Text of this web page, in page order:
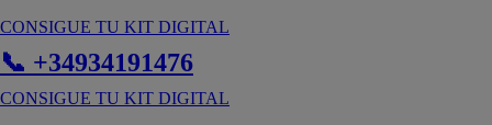
CONSIGUE TU KIT DIGITAL
📞 +34934191476
CONSIGUE TU KIT DIGITAL